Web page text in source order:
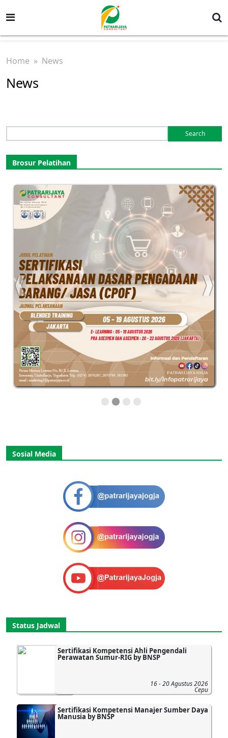
Home » News
News
for:
Brosur Pelatihan
Sosial Media
Status Jadwal
Sertifikasi Kompetensi Ahli Pengendali
Perawatan Sumur-RIG by BNSP
16 - 20 Agustus 2026
Cepu
Sertifikasi Kompetensi Manajer Sumber Daya
Manusia by BNSP